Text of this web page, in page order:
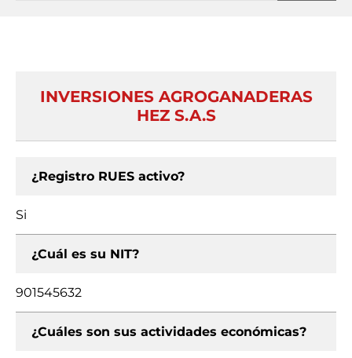
INVERSIONES AGROGANADERAS
HEZ S.A.S
¿Registro RUES activo?
Si
¿Cuál es su NIT?
901545632
¿Cuáles son sus actividades económicas?